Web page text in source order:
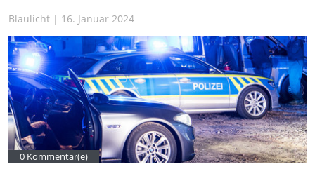
Blaulicht | 16. Januar 2024
0 Kommentar(e)